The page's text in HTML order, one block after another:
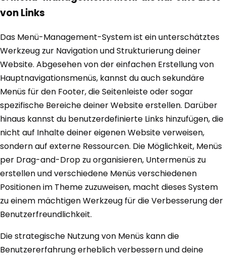
von Links
Das Menü-Management-System ist ein unterschätztes
Werkzeug zur Navigation und Strukturierung deiner
Website. Abgesehen von der einfachen Erstellung von
Hauptnavigationsmenüs, kannst du auch sekundäre
Menüs für den Footer, die Seitenleiste oder sogar
spezifische Bereiche deiner Website erstellen. Darüber
hinaus kannst du benutzerdefinierte Links hinzufügen, die
nicht auf Inhalte deiner eigenen Website verweisen,
sondern auf externe Ressourcen. Die Möglichkeit, Menüs
per Drag-and-Drop zu organisieren, Untermenüs zu
erstellen und verschiedene Menüs verschiedenen
Positionen im Theme zuzuweisen, macht dieses System
zu einem mächtigen Werkzeug für die Verbesserung der
Benutzerfreundlichkeit.
Die strategische Nutzung von Menüs kann die
Benutzererfahrung erheblich verbessern und deine